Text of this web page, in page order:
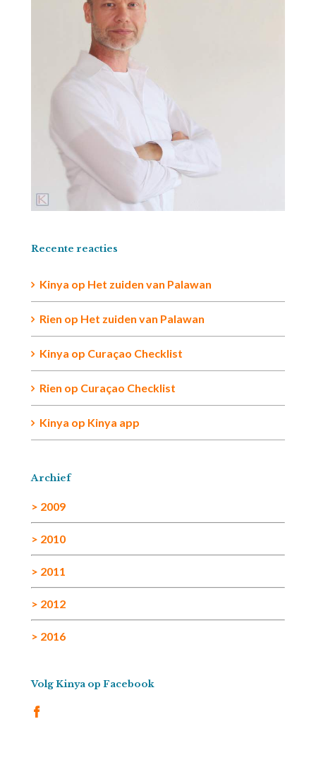
Recente reacties
Kinya op Het zuiden van Palawan
Rien op Het zuiden van Palawan
Kinya op Curaçao Checklist
Rien op Curaçao Checklist
Kinya op Kinya app
Archief
> 2009
> 2010
> 2011
> 2012
> 2016
Volg Kinya op Facebook